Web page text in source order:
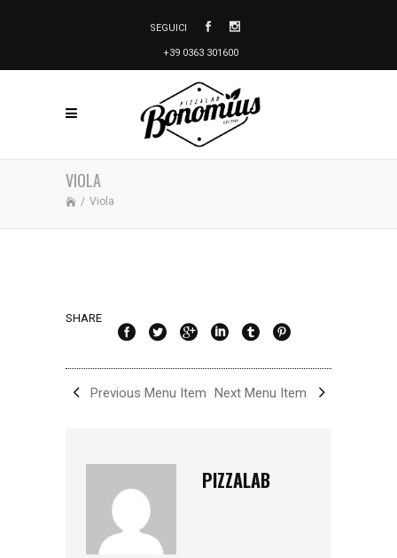
SEGUICI
+39 0363 301600
VIOLA
/ Viola
SHARE
Previous Menu Item Next Menu Item
PIZZALAB